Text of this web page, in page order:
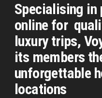
Specialising in
online for
luxury trips,
its members
unforgettable
locations